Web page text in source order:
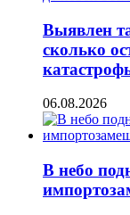
Выявлен
сколько
06.08.2026
В небо